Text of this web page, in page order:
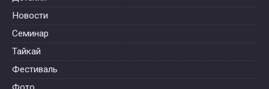
Новости
Семинар
Тайкай
Фестиваль